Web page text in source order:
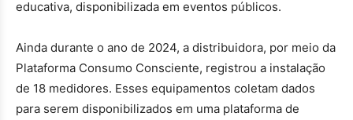
educativa, disponibilizada em eventos públicos.
Ainda durante o ano de 2024, a distribuidora, por meio da
Plataforma Consumo Consciente, registrou a instalação
de 18 medidores. Esses equipamentos coletam dados
para serem disponibilizados em uma plataforma de